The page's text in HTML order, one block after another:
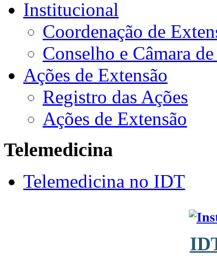
Institucional
Coordenação de
Conselho e Câmara
Ações de Extensão
Registro das Ações
Ações de Extensão
Telemedicina
Telemedicina no IDT